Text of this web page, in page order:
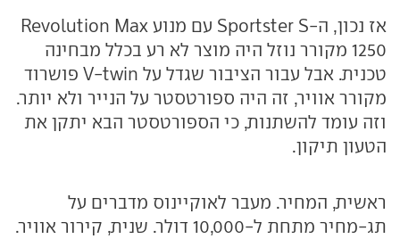
אז נכון, ה-Sportster S עם מנוע Revolution Max
1250 מקורר נוזל היה מוצר לא רע בכלל מבחינה
טכנית. אבל עבור הציבור שגדל על V-twin פושרוד
מקורר אוויר, זה היה ספורטסטר על הנייר ולא יותר.
וזה עומד להשתנות, כי הספורטסטר הבא יתקן את
הטעון תיקון.
ראשית, המחיר. מעבר לאוקיינוס מדברים על
תג-מחיר מתחת ל-10,000 דולר. שנית, קירור אוויר.